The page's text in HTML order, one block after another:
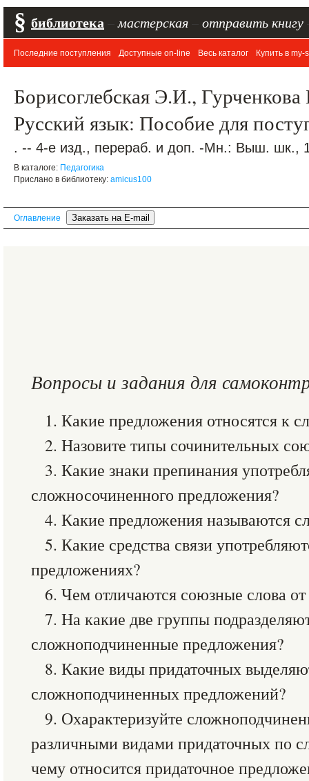
§ библиотека мастерская отправить книгу
Последние поступления Доступные on-line Весь каталог Купить в my-
Борисоглебская Э.И.,
Русский язык: Пособие для
. -- 4-е изд., перераб. и доп. -Мн.: Выш. шк.,
В каталоге: Педагогика
Прислано в библиотеку: amicus100
Оглавление
Вопросы и задания для
1. Какие предложения относятся к
2. Назовите типы сочинительных
3. Какие знаки препинания
сложносочиненного предложения?
4. Какие предложения называются
5. Какие средства связи
предложениях?
6. Чем отличаются союзные слова
7. На какие две группы
сложноподчиненные предложения?
8. Какие виды придаточных
сложноподчиненных предложений?
9. Охарактеризуйте
различными видами придаточных по
чему относится придаточное